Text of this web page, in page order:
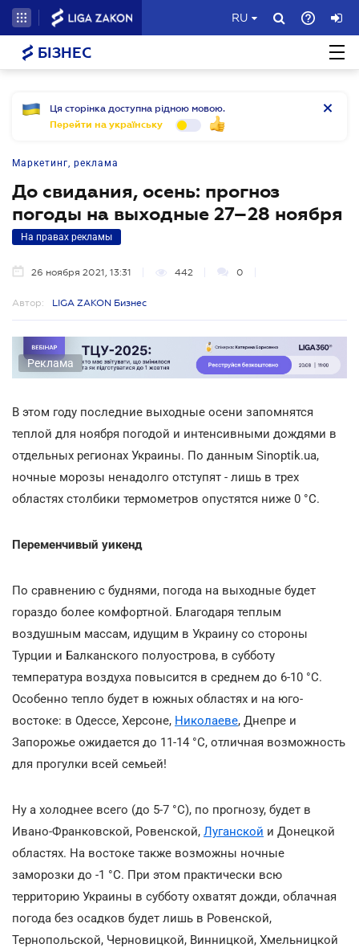
RU
БІЗНЕС
Ця сторінка доступна рідною мовою.
Перейти на українську
Маркетинг, реклама
До свидания, осень: прогноз
погоды на выходные 27–28 ноября
На правах рекламы
26 ноября 2021, 13:31 442 0
Автор: LIGA ZAKON Бизнес
Реклама
В этом году последние выходные осени запомнятся
теплой для ноября погодой и интенсивными дождями в
отдельных регионах Украины. По данным Sinoptik.ua,
ночные морозы ненадолго отступят - лишь в трех
областях столбики термометров опустятся ниже 0 °С.
Переменчивый уикенд
По сравнению с буднями, погода на выходные будет
гораздо более комфортной. Благодаря теплым
воздушным массам, идущим в Украину со стороны
Турции и Балканского полуострова, в субботу
температура воздуха повысится в среднем до 6-10 °С.
Особенно тепло будет в южных областях и на юго-
востоке: в Одессе, Херсоне, Николаеве, Днепре и
Запорожье ожидается до 11-14 °С, отличная возможность
для прогулки всей семьей!
Ну а холоднее всего (до 5-7 °С), по прогнозу, будет в
Ивано-Франковской, Ровенской, Луганской и Донецкой
областях. На востоке также возможны ночные
заморозки до -1 °С. При этом практически всю
территорию Украины в субботу охватят дожди, облачная
погода без осадков будет лишь в Ровенской,
Тернопольской, Черновицкой, Винницкой, Хмельницкой